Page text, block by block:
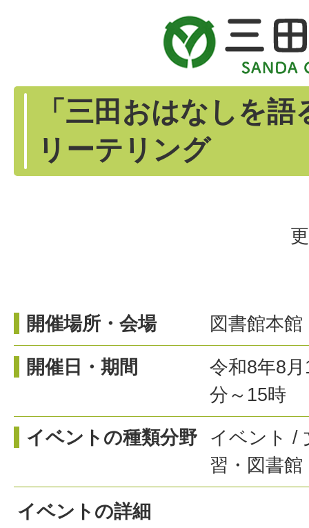
「三田おはなしを
リーテリング
開催場所・会場 図書館本館
開催日・期間
令和8年8
分～15時
イベントの種類分野
イベント /
習・図書
イベントの詳細